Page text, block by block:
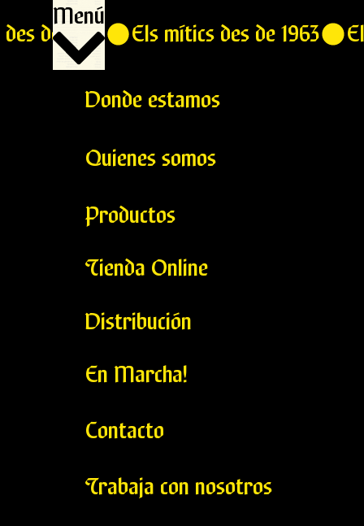
Menú
Donde estamos
Trabaja con nosotros
Quienes somos
Productos
Contacto
Tienda Online
Distribución
En Marcha!